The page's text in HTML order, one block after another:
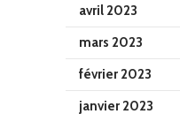
avril 2023
mars 2023
février 2023
janvier 2023